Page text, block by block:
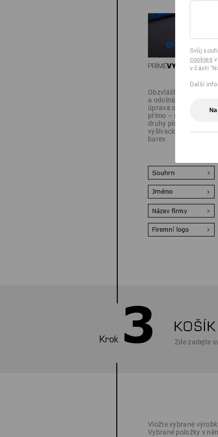
Obzvláště ušlechtilá
a odolná: Vaše
úprava se vyšívá
přímo – s mnoha
druhy písma,
vyšívacích vzorů a
barev.
Zde zadejte
Vložte vybrané
Vybrané položky v
Svůj
cookies
v části
Další